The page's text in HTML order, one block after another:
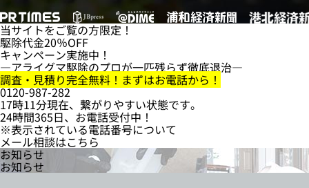
当サイトをご覧の方限定！
駆除代金20％OFF
キャンペーン実施中！
―アライグマ駆除のプロが一匹残らず徹底退治―
調査・見積り完全無料！まずはお電話から！
0120-987-282
17時11分現在、繋がりやすい状態です。
24時間365日、お電話受付中！
※表示されている電話番号について
メール相談はこちら
お知らせ
お知らせ